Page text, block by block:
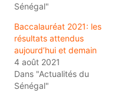
Sénégal"
Baccalauréat 2021: les
résultats attendus
aujourd’hui et demain
4 août 2021
Dans "Actualités du
Sénégal"